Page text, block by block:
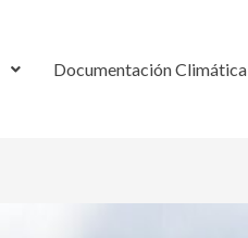
Documentación Climática